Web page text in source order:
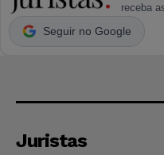
receba
Seguir no Google
Juristas